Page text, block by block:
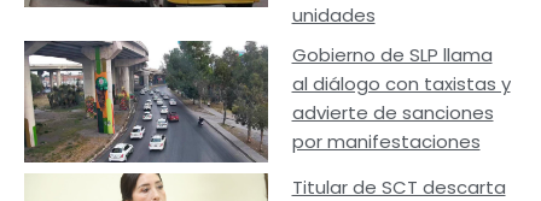
unidades
Gobierno de SLP llama
al diálogo con taxistas y
advierte de sanciones
por manifestaciones
Titular de SCT descarta